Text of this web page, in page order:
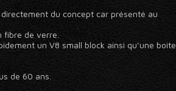
du concept car présenté au
fibre de verre.
un V8 small block ainsi qu’une boite
de 60 ans.